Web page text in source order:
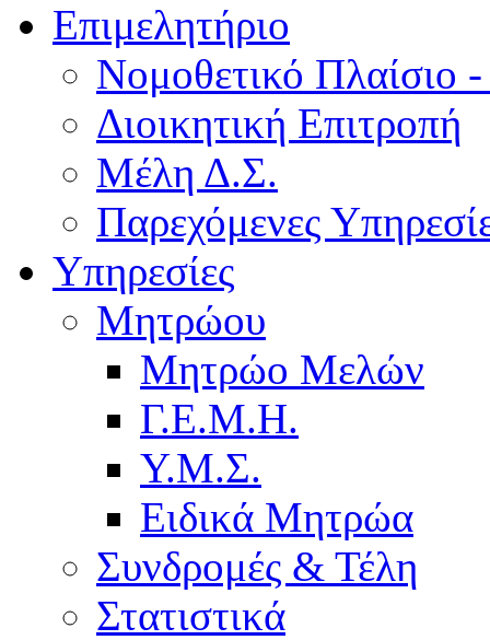
Επιμελητήριο
Νομοθετικό Πλαίσιο
Διοικητική Επιτροπή
Μέλη Δ.Σ.
Παρεχόμενες
Υπηρεσίες
Μητρώου
Μητρώο Μελών
Γ.Ε.Μ.Η.
Υ.Μ.Σ.
Ειδικά Μητρώα
Συνδρομές & Τέλη
Στατιστικά